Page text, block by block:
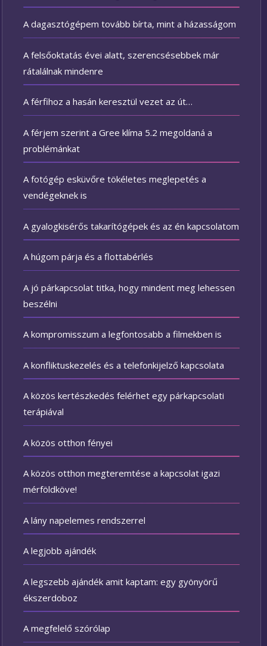
A dagasztógépem tovább bírta, mint a házasságom
A felsőoktatás évei alatt, szerencsésebbek már
rátalálnak mindenre
A férfihoz a hasán keresztül vezet az út…
A férjem szerint a Gree klíma 5.2 megoldaná a
problémánkat
A fotógép esküvőre tökéletes meglepetés a
vendégeknek is
A gyalogkisérős takarítógépek és az én kapcsolatom
A húgom párja és a flottabérlés
A jó párkapcsolat titka, hogy mindent meg lehessen
beszélni
A kompromisszum a legfontosabb a filmekben is
A konfliktuskezelés és a telefonkijelző kapcsolata
A közös kertészkedés felérhet egy párkapcsolati
terápiával
A közös otthon fényei
A közös otthon megteremtése a kapcsolat igazi
mérföldköve!
A lány napelemes rendszerrel
A legjobb ajándék
A legszebb ajándék amit kaptam: egy gyönyörű
ékszerdoboz
A megfelelő szórólap